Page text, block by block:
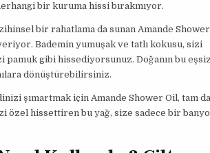
bir kuruma hissi bırakmıyor.
bir rahatlama da sunan Amande
Bademin yumuşak ve tatlı kokusu, sizi
pamuk gibi hissediyorsunuz. Doğanın bu eşsiz
dönüştürebilirsiniz.
şımartmak için Amande Shower Oil, tam da
özel hissettiren bu yağ, size sadece bir banyo